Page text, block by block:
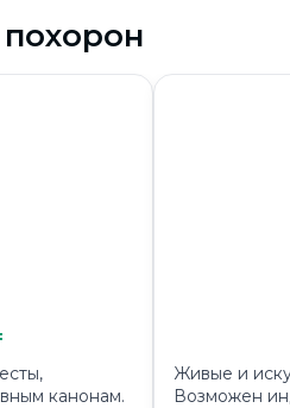
канонам.
Живые и
Возможен